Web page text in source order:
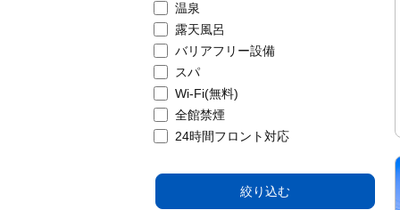
温泉
露天風呂
バリアフリー設備
スパ
Wi-Fi(無料)
全館禁煙
24時間フロント対応
絞り込む